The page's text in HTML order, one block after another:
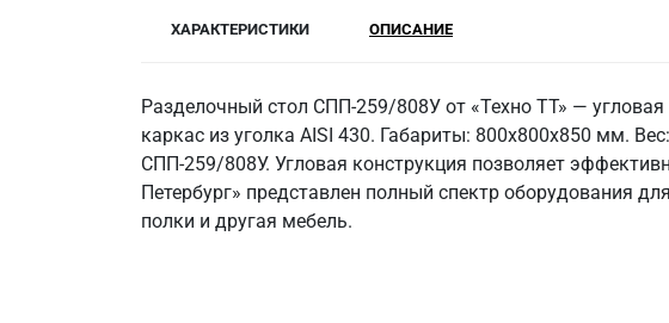
ХАРАКТЕРИСТИКИ ОПИСАНИЕ
Разделочный стол СПП-259/808У от «Техно ТТ» —
каркас из уголка AISI 430. Габариты: 800x800x850 мм.
СПП-259/808У. Угловая конструкция позволяет
Петербург» представлен полный спектр оборудования
полки и другая мебель.